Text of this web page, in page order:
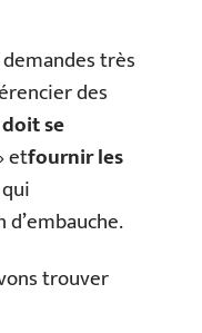
très
des
se
etfournir les
qui
trouver